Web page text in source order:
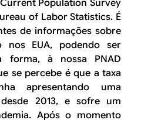
Current Population Survey
of Labor Statistics. É
de informações sobre
nos EUA, podendo ser
forma, à nossa PNAD
se percebe é que a taxa
apresentando uma
2013, e sofre um
Após o momento